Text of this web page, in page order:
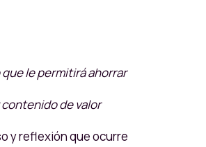
le permitirá ahorrar
de valor
y reflexión que ocurre